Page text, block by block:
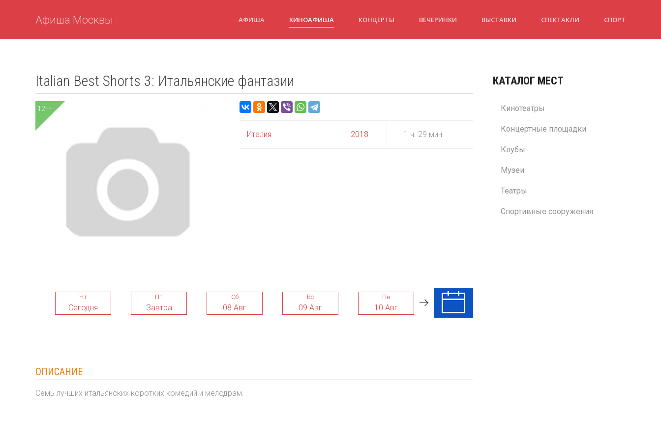
Афиша Москвы АФИША КИНОАФИША КОНЦЕРТЫ ВЕЧЕРИНКИ ВЫСТАВКИ СПЕКТАКЛИ СПОРТ
Italian Best Shorts 3: Итальянские фантазии
12++
Италия 2018 1 ч. 29 мин.
Чт
Сегодня
Пт
Завтра
Сб
08 Авг
Вс
09 Авг
Пн
10 Авг
Вт
ОПИСАНИЕ
Cемь лучших итальянских коротких комедий и мелодрам.
КАТАЛОГ МЕСТ
Кинотеатры
Концертные площадки
Клубы
Музеи
Театры
Спортивные сооружения